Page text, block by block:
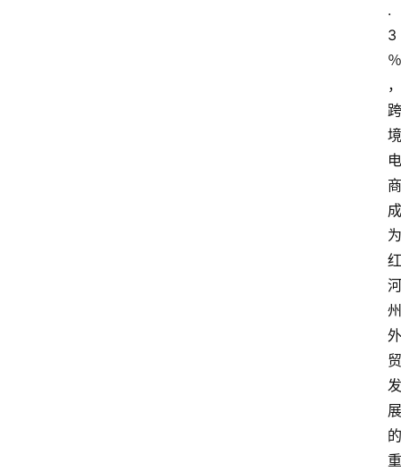
.
3
％
，
跨
境
电
商
成
为
红
河
州
外
贸
发
展
的
重